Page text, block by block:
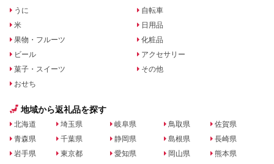
うに
米
果物・フルーツ
ビール
菓子・スイーツ
おせち
自転車
日用品
化粧品
アクセサリー
その他
地域から返礼品を探す
北海道
青森県
岩手県
埼玉県
千葉県
東京都
岐阜県
静岡県
愛知県
鳥取県
島根県
岡山県
佐賀県
長崎県
熊本県